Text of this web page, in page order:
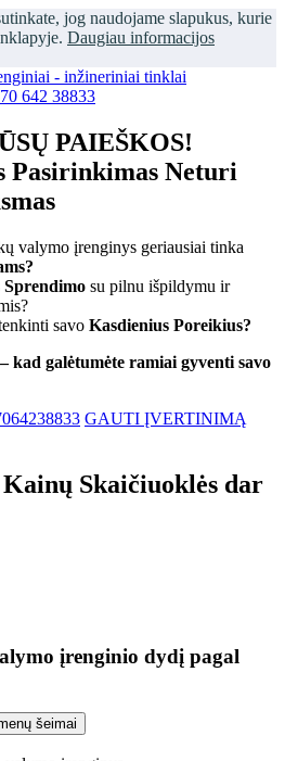
jog naudojame slapukus, kurie
Daugiau informacijos
642 38833
PAIEŠKOS!
Pasirinkimas Neturi
valymo įrenginys geriausiai tinka
su pilnu išpildymu ir
savo Kasdienius Poreikius?
kad galėtumėte ramiai gyventi savo
GAUTI ĮVERTINIMĄ
Skaičiuoklės dar
įrenginio dydį pagal
šeimai